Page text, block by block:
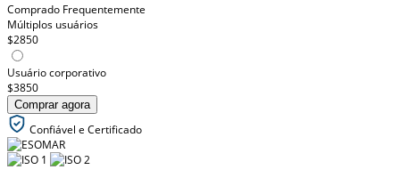
Comprado Frequentemente
Múltiplos usuários
$2850
Usuário corporativo
$3850
Comprar agora
Confiável e Certificado